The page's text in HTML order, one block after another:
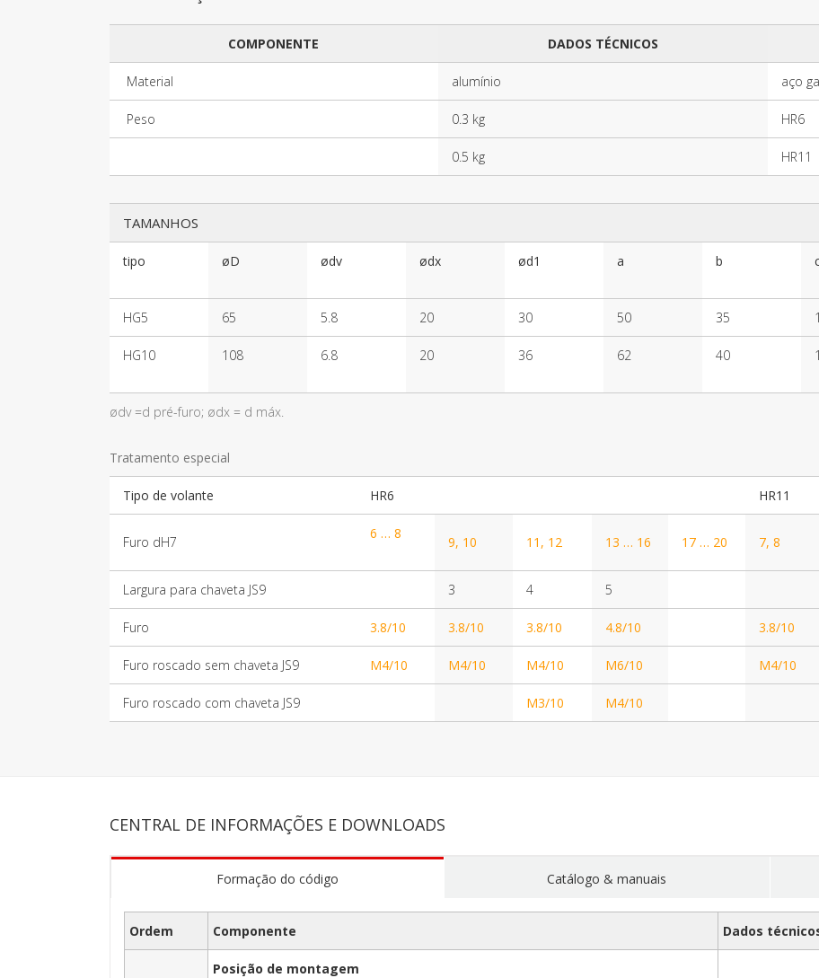
COMPONENTE DADOS TÉCNICOS
Material alumínio aço
Peso 0.3 kg HR6
0.5 kg HR11
TAMANHOS
tipo øD ødv ødx ød1 a b
HG5 65 5.8 20 30 50 35
HG10 108 6.8 20 36 62 40
ødv =d pré-furo; ødx = d máx.
Tratamento especial
Tipo de volante HR6 HR11
Furo dH7
6 … 8
9, 10 11, 12 13 … 16 17 … 20 7, 8
Largura para chaveta JS9 3 4 5
Furo 3.8/10 3.8/10 3.8/10 4.8/10 3.8/10
Furo roscado sem chaveta JS9 M4/10 M4/10 M4/10 M6/10 M4/10
Furo roscado com chaveta JS9 M3/10 M4/10
CENTRAL DE INFORMAÇÕES E DOWNLOADS
Formação do código Catálogo & manuais
Ordem Componente Dados
Posição de montagem